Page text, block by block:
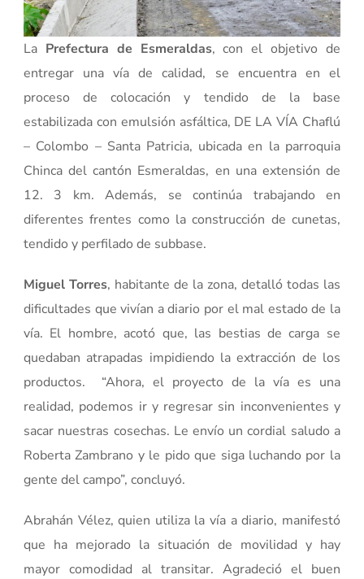
La Prefectura de Esmeraldas, con el objetivo de
entregar una vía de calidad, se encuentra en el
proceso de colocación y tendido de la base
estabilizada con emulsión asfáltica, DE LA VÍA Chaflú
– Colombo – Santa Patricia, ubicada en la parroquia
Chinca del cantón Esmeraldas, en una extensión de
12. 3 km. Además, se continúa trabajando en
diferentes frentes como la construcción de cunetas,
tendido y perfilado de subbase.
Miguel Torres, habitante de la zona, detalló todas las
dificultades que vivían a diario por el mal estado de la
vía. El hombre, acotó que, las bestias de carga se
quedaban atrapadas impidiendo la extracción de los
productos. “Ahora, el proyecto de la vía es una
realidad, podemos ir y regresar sin inconvenientes y
sacar nuestras cosechas. Le envío un cordial saludo a
Roberta Zambrano y le pido que siga luchando por la
gente del campo”, concluyó.
Abrahán Vélez, quien utiliza la vía a diario, manifestó
que ha mejorado la situación de movilidad y hay
mayor comodidad al transitar. Agradeció el buen